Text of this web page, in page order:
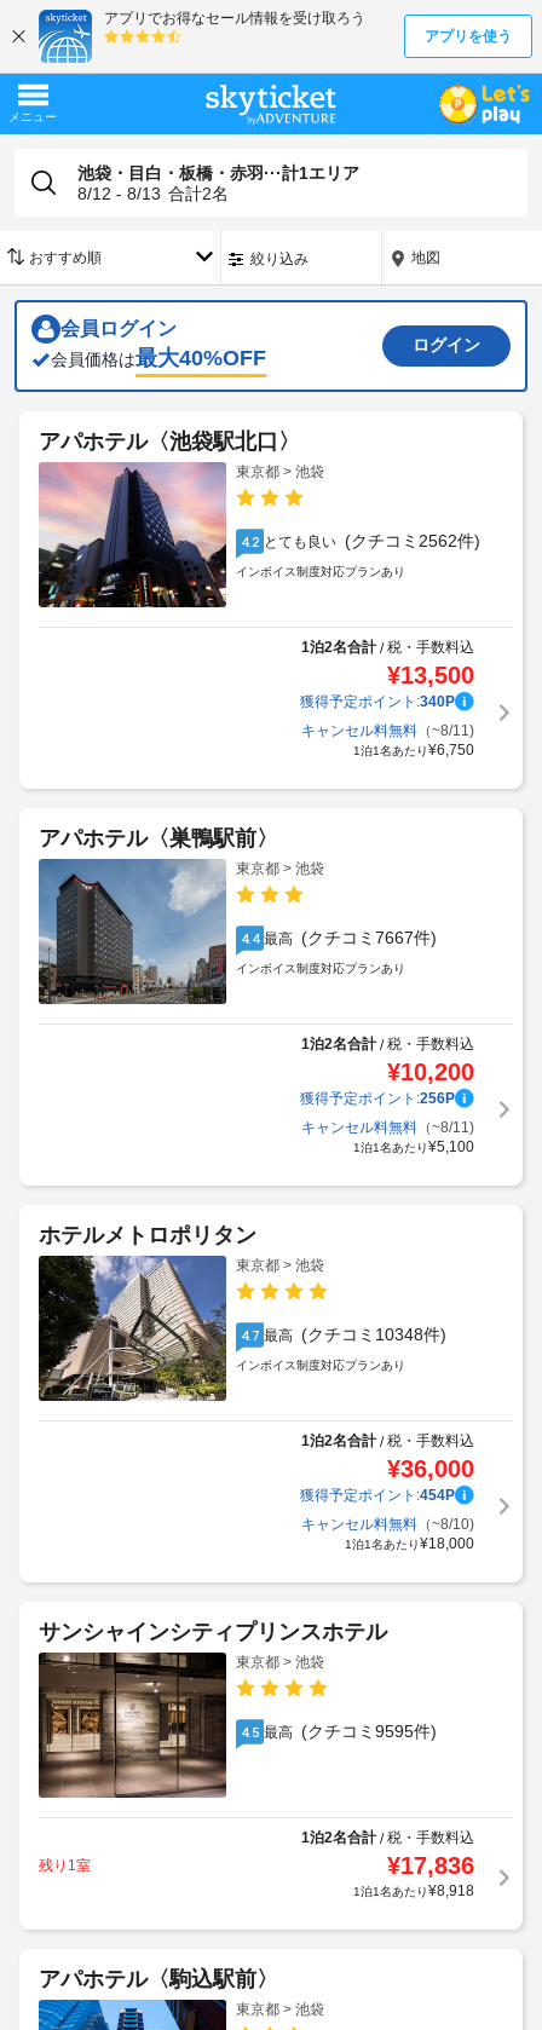
池袋・目白・板橋・赤羽···計1エリア
8/12 - 8/13 合計2名
絞り込み 地図
会員ログイン
会員価格は最大40%OFF
ログイン
アパホテル〈池袋駅北口〉
東京都 > 池袋
4.2 とても良い (クチコミ2562件)
インボイス制度対応プランあり
1泊2名合計/税・手数料込
¥13,500
獲得予定ポイント:340P
キャンセル料無料（~8/11)
1泊1名あたり¥6,750
アパホテル〈巣鴨駅前〉
東京都 > 池袋
4.4 最高 (クチコミ7667件)
インボイス制度対応プランあり
1泊2名合計/税・手数料込
¥10,200
獲得予定ポイント:256P
キャンセル料無料（~8/11)
1泊1名あたり¥5,100
ホテルメトロポリタン
東京都 > 池袋
4.7 最高 (クチコミ10348件)
インボイス制度対応プランあり
1泊2名合計/税・手数料込
¥36,000
獲得予定ポイント:454P
キャンセル料無料（~8/10)
1泊1名あたり¥18,000
サンシャインシティプリンスホテル
東京都 > 池袋
4.5 最高 (クチコミ9595件)
1泊2名合計/税・手数料込
残り1室
¥17,836
1泊1名あたり¥8,918
アパホテル〈駒込駅前〉
東京都 > 池袋